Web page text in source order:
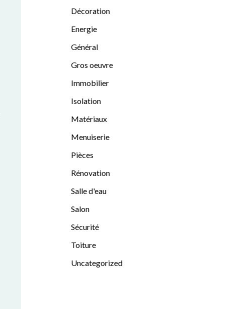
Décoration
Energie
Général
Gros oeuvre
Immobilier
Isolation
Matériaux
Menuiserie
Pièces
Rénovation
Salle d'eau
Salon
Sécurité
Toiture
Uncategorized